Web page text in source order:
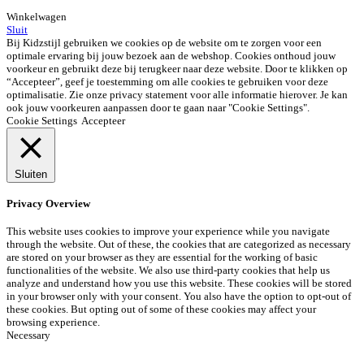
Winkelwagen
Sluit
Bij Kidzstijl gebruiken we cookies op de website om te zorgen voor een
optimale ervaring bij jouw bezoek aan de webshop. Cookies onthoud jouw
voorkeur en gebruikt deze bij terugkeer naar deze website. Door te klikken op
“Accepteer”, geef je toestemming om alle cookies te gebruiken voor deze
optimalisatie. Zie onze privacy statement voor alle informatie hierover. Je kan
ook jouw voorkeuren aanpassen door te gaan naar "Cookie Settings".
Cookie Settings Accepteer
Sluiten
Privacy Overview
This website uses cookies to improve your experience while you navigate
through the website. Out of these, the cookies that are categorized as necessary
are stored on your browser as they are essential for the working of basic
functionalities of the website. We also use third-party cookies that help us
analyze and understand how you use this website. These cookies will be stored
in your browser only with your consent. You also have the option to opt-out of
these cookies. But opting out of some of these cookies may affect your
browsing experience.
Necessary